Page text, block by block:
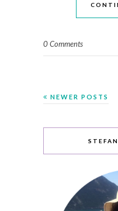
0 Comments
NEWER POSTS